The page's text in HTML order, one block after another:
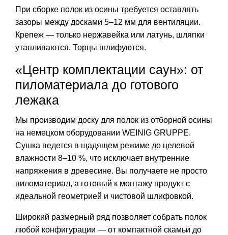
При сборке полок из осины требуется оставлять
зазоры между досками 5–12 мм для вентиляции.
Крепеж — только нержавейка или латунь, шляпки
утапливаются. Торцы шлифуются.
«Центр комплектации саун»: от
пиломатериала до готового
лежака
Мы производим доску для полок из отборной осины
на немецком оборудовании WEINIG GRUPPE.
Сушка ведется в щадящем режиме до целевой
влажности 8–10 %, что исключает внутренние
напряжения в древесине. Вы получаете не просто
пиломатериал, а готовый к монтажу продукт с
идеальной геометрией и чистовой шлифовкой.
Широкий размерный ряд позволяет собрать полок
любой конфигурации — от компактной скамьи до